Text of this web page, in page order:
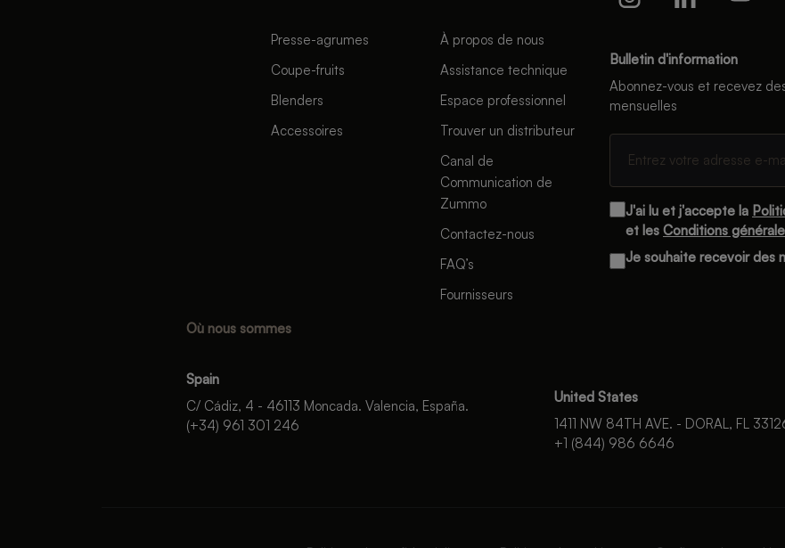
Presse-agrumes
Coupe-fruits
Blenders
Accessoires
À propos de nous
Assistance technique
Espace professionnel
Trouver un distributeur
Canal de
Communication de
Zummo
Contactez-nous
FAQ’s
Fournisseurs
Bulletin d'information
Abonnez-vous et recevez
mensuelles
J'ai lu et j'accepte la
et les Conditions
Je souhaite recevoir des
Où nous sommes
Spain
C/ Cádiz, 4 - 46113 Moncada. Valencia, España.
(+34) 961 301 246
United States
1411 NW 84TH AVE. - DORAL, FL
+1 (844) 986 6646